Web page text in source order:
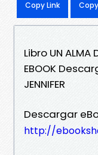
Copy Link
Libro UN ALMA
EBOOK
JENNIFER
Descargar
http://